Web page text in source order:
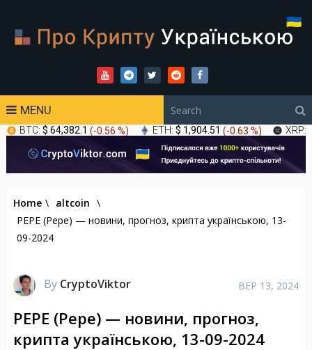
MENU
BTC: $ 64,382.1 (-0.56 %) ETH: $ 1,904.51 (-0.63 %) XRP:
Home \ altcoin \
PEPE (Pepe) — новини, прогноз, крипта українською, 13-
09-2024
By CryptoViktor ВЕР 13, 2024
PEPE (Pepe) — новини, прогноз,
крипта українською, 13-09-2024